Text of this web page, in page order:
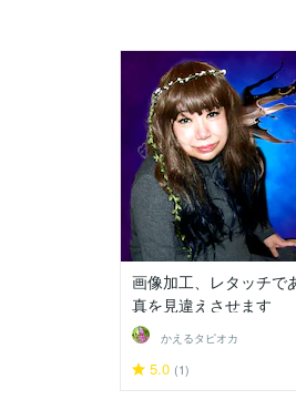
画像加工、レタッチで
真を見違えさせます
かえるタピオカ
5.0 (1)